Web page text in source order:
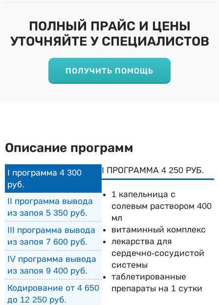
ПОЛНЫЙ ПРАЙС И ЦЕНЫ
УТОЧНЯЙТЕ У СПЕЦИАЛИСТОВ
ПОЛУЧИТЬ ПОМОЩЬ
Описание программ
I программа 4 300
руб.
II программа вывода
из запоя 5 350 руб.
III программа вывода
из запоя 7 600 руб.
IV программа вывода
из запоя 9 400 руб.
Кодирование от 4 650
до 12 250 руб.
I ПРОГРАММА 4 250 РУБ.
1 капельница с
солевым раствором 400
мл
витаминный комплекс
лекарства для
сердечно-сосудистой
системы
таблетированные
препараты на 1 сутки